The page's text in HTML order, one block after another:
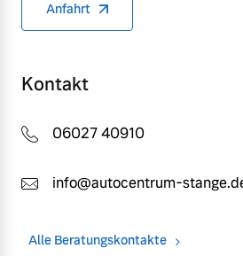
Anfahrt
Kontakt
06027 40910
info@autocentrum-
Alle Beratungskontakte